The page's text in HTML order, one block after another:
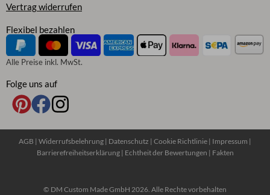
Vertrag widerrufen
Flexibel bezahlen
Alle Preise inkl. MwSt.
Folge uns auf
© DM Custom Made GmbH 2026. Alle Rechte vorbehalten
AGB | Widerrufsbelehrung | Datenschutz | Cookie Richtlinie | Impressum |
Barrierefreiheitserklärung| Echtheit der Bewertungen | Fakten